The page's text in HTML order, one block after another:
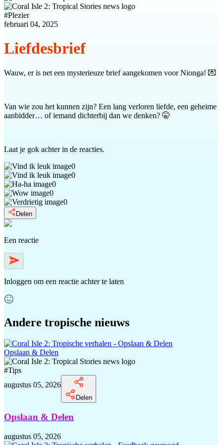
#Plezier
februari 04, 2025
Liefdesbrief
Wauw, er is net een mysterieuze brief aangekomen voor Nionga! 💌
Van wie zou het kunnen zijn? Een lang verloren liefde, een geheime
aanbidder… of iemand dichterbij dan we denken? 🤫
Laat je gok achter in de reacties.
0
0
0
0
0
Delen
Een reactie
Inloggen om een reactie achter te laten
Andere tropische nieuws
Opslaan & Delen
#Tips
augustus 05, 2026
Delen
Opslaan & Delen
augustus 05, 2026